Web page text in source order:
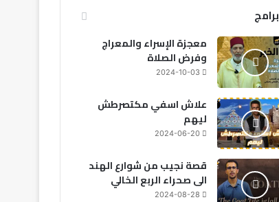
برامج
معجزة الإسراء والمعراج
وفرض الصلاة
2024-10-03
علاش اسفي مكتصرطش
ليهم
2024-06-20
قصة نجيب من شوارع الهند
الى صحراء الربع الخالي
2024-08-28